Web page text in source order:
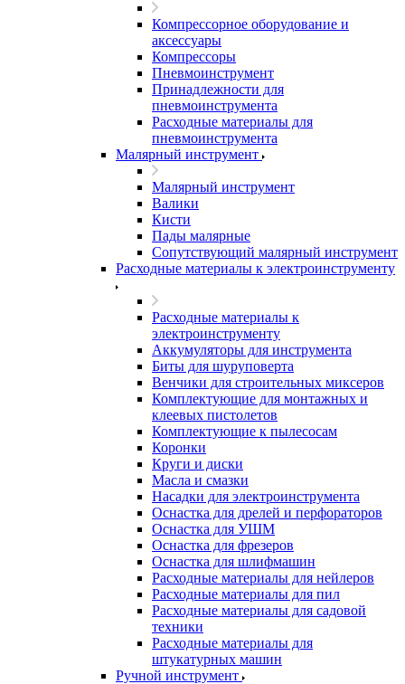
Компрессорное оборудование и
аксессуары
Компрессоры
Пневмоинструмент
Принадлежности для
пневмоинструмента
Расходные материалы для
пневмоинструмента
Малярный инструмент
Малярный инструмент
Валики
Кисти
Пады малярные
Сопутствующий малярный инструмент
Расходные материалы к электроинструменту
Расходные материалы к
электроинструменту
Аккумуляторы для инструмента
Биты для шуруповерта
Венчики для строительных миксеров
Комплектующие для монтажных и
клеевых пистолетов
Комплектующие к пылесосам
Коронки
Круги и диски
Масла и смазки
Насадки для электроинструмента
Оснастка для дрелей и перфораторов
Оснастка для УШМ
Оснастка для фрезеров
Оснастка для шлифмашин
Расходные материалы для нейлеров
Расходные материалы для пил
Расходные материалы для садовой
техники
Расходные материалы для
штукатурных машин
Ручной инструмент